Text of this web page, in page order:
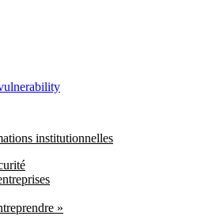
institutionnelles
»